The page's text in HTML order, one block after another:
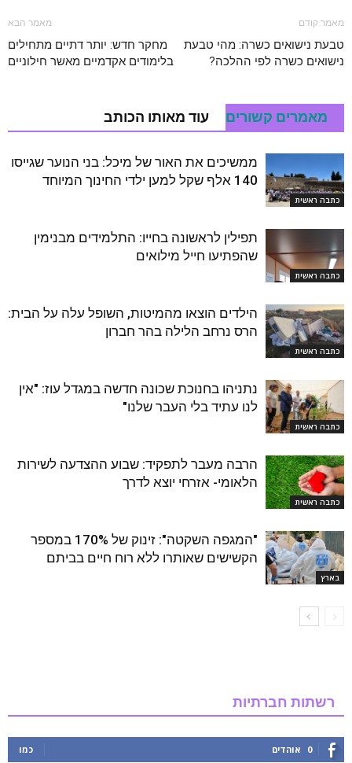
מאמר קודם
טבעת נישואים כשרה: מהי טבעת
נישואים כשרה לפי ההלכה?
מאמר הבא
מחקר חדש: יותר דתיים מתחילים
בלימודים אקדמיים מאשר חילוניים
מאמרים קשורים עוד מאותו הכותב
כתבה ראשית
ממשיכים את האור של מיכל: בני הנוער שגייסו
140 אלף שקל למען ילדי החינוך המיוחד
כתבה ראשית
תפילין לראשונה בחייו: התלמידים מבנימין
שהפתיעו חייל מילואים
כתבה ראשית
הילדים הוצאו מהמיטות, השופל עלה על הבית:
הרס נרחב הלילה בהר חברון
כתבה ראשית
נתניהו בחנוכת שכונה חדשה במגדל עוז: "אין
לנו עתיד בלי העבר שלנו"
כתבה ראשית
הרבה מעבר לתפקיד: שבוע ההצדעה לשירות
הלאומי- אזרחי יוצא לדרך
בארץ
"המגפה השקטה": זינוק של 170% במספר
הקשישים שאותרו ללא רוח חיים בביתם
רשתות חברתיות
0 אוהדים כמו